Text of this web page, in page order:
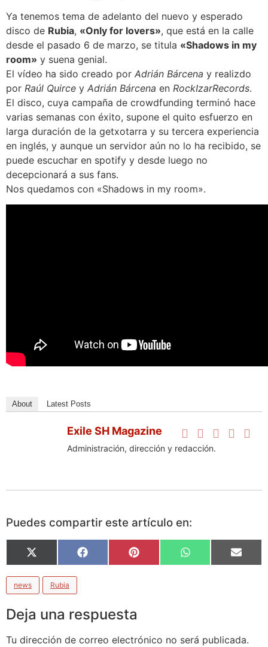
Ya tenemos tema de adelanto del nuevo y esperado
disco de Rubia, «Only for lovers», que está en la calle
desde el pasado 6 de marzo, se titula «Shadows in my
room» y suena genial.
El vídeo ha sido creado por Adrián Bárcena y realizdo
por Raúl Quirce y Adrián Bárcena en RockIzarRecords.
El disco, cuya campaña de crowdfunding terminó hace
varias semanas con éxito, supone el quito esfuerzo en
larga duración de la getxotarra y su tercera experiencia
en inglés, y aunque un servidor aún no lo ha recibido, se
puede escuchar en spotify y desde luego no
decepcionará a sus fans.
Nos quedamos con «Shadows in my room».
About Latest Posts
Exile SH Magazine
Administración, dirección y redacción.
Puedes compartir este artículo en:
X
(Twitter)
Facebook Pinterest WhatsApp Email
news Rubia
Deja una respuesta
Tu dirección de correo electrónico no será publicada.